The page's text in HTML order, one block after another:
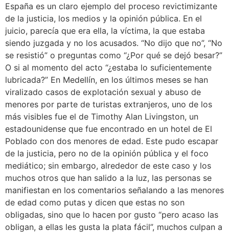
España es un claro ejemplo del proceso revictimizante
de la justicia, los medios y la opinión pública. En el
juicio, parecía que era ella, la víctima, la que estaba
siendo juzgada y no los acusados. “No dijo que no”, “No
se resistió” o preguntas como “¿Por qué se dejó besar?”
O si al momento del acto “¿estaba lo suficientemente
lubricada?” En Medellín, en los últimos meses se han
viralizado casos de explotación sexual y abuso de
menores por parte de turistas extranjeros, uno de los
más visibles fue el de Timothy Alan Livingston, un
estadounidense que fue encontrado en un hotel de El
Poblado con dos menores de edad. Este pudo escapar
de la justicia, pero no de la opinión pública y el foco
mediático; sin embargo, alrededor de este caso y los
muchos otros que han salido a la luz, las personas se
manifiestan en los comentarios señalando a las menores
de edad como putas y dicen que estas no son
obligadas, sino que lo hacen por gusto “pero acaso las
obligan, a ellas les gusta la plata fácil”, muchos culpan a